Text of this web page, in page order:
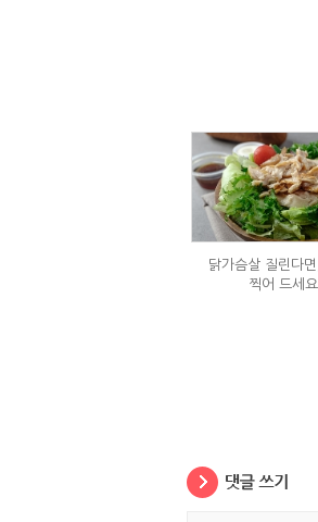
닭가슴살 질린다면
찍어 드세